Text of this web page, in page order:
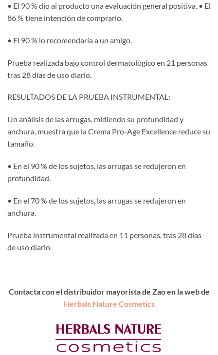
• El 90 % dio al producto una evaluación general positiva. • El
86 % tiene intención de comprarlo.
• El 90 % lo recomendaría a un amigo.
Prueba realizada bajo control dermatológico en 21 personas
tras 28 días de uso diario.
RESULTADOS DE LA PRUEBA INSTRUMENTAL:
Un análisis de las arrugas, midiendo su profundidad y
anchura, muestra que la Crema Pro-Age Excellence reduce su
tamaño.
• En el 90 % de los sujetos, las arrugas se redujeron en
profundidad.
• En el 70 % de los sujetos, las arrugas se redujeron en
anchura.
Prueba instrumental realizada en 11 personas, tras 28 días
de uso diario.
Contacta con el distribuidor mayorista de Zao en la web de
Herbals Nature Cosmetics